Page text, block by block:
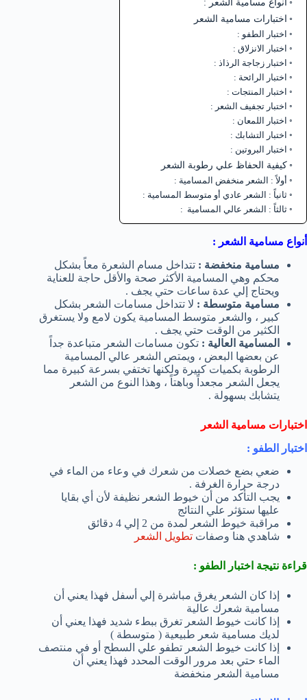
اختبارات مسامية الشعر
اختبار الطفو :
اختبار الانزلاق :
اختبار زجاجة الرذاذ :
اختبار الرائحة :
اختبار المنتجات :
اختبار تجفيف الشعر :
اختبار اللمعان :
اختبار التشابك :
اختبار البروتين :
كيفية الحفاظ علي رطوبة الشعر
أولاً : الشعر منخفض المسامية :
ثانياً : الشعر عادي أو متوسط المسامية :
ثالثاً : الشعر عالي المسامية :
أنواع مسامية الشعر :
مسامية منخفضة : تتداخل مسام الشعرة معاً بشكل
محكم وهي المسامية الأكثر صحة والأقل حاجة للعناية
ويحتاج إلي عدة ساعات حتي يجف .
مسامية متوسطة : لا تتداخل مسامات الشعر بشكل
كبير ، والشعر متوسط المسامية يكون لامع ولا يستغرق
الكثير من الوقت حتي يجف .
المسامية العالية : تكون مسامات الشعر متباعدة جداً
عن بعضها البعض ، ويمتص الشعر عالي المسامية
الرطوبة بكميات كبيرة ولكنها تختفي بسرعة كبيرة مما
يجعل الشعر مجعداً وباهتاً ، وهذا النوع من الشعر
يتشابك بسهولة .
اختبارات مسامية الشعر
اختبار الطفو :
ضعي بضع خصلات من شعرك في وعاء من الماء في
درجة حرارة الغرفة .
يجب التأكد من أن خيوط الشعر نظيفة لأن أي بقايا
عليها ستؤثر علي النتائج
مراقبة خيوط الشعر لمدة من 2 إلي 4 دقائق
شاهدي هنا وصفات تطويل الشعر
قراءة نتيجة اختبار الطفو :
إذا كان الشعر يغرق مباشرة إلي أسفل فهذا يعني أن
مسامية شعرك عالية
إذا كانت خيوط الشعر تغرق ببطء شديد فهذا يعني أن
لديك مسامية شعر طبيعية ( متوسطة )
إذا كانت خيوط الشعر تطفو علي السطح أو في منتصف
الماء حتي بعد مرور الوقت المحدد فهذا يعني أن
مسامية الشعر منخفضة